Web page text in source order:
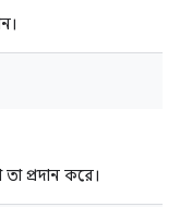
প্রদান করে।